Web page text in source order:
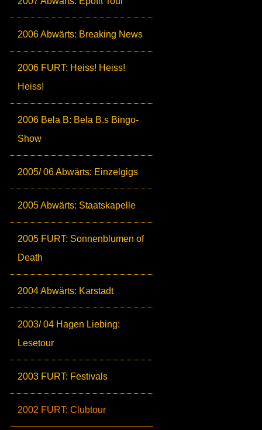
2006 Abwärts: Breaking News
2006 FURT: Heiss! Heiss!
Heiss!
2006 Bela B: Bela B.s Bingo-
Show
2005/ 06 Abwärts: Einzelgigs
2005 Abwärts: Staatskapelle
2005 FURT: Sonnenblumen of
Death
2004 Abwärts: Karstadt
2003/ 04 Hagen Liebing:
Lesetour
2003 FURT: Festivals
2002 FURT: Clubtour